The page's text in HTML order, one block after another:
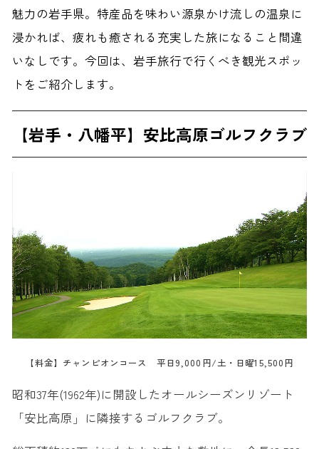
魅力の岩手県。特産品を味わい源泉かけ流しの温泉に
浸かれば、疲れも癒される充実した旅になること間違
いなしです。今回は、岩手旅行で行くべき観光スポッ
トをご紹介します。
【岩手・八幡平】安比高原ゴルフクラブ
【料金】チャンピオンコース 平日9,000円/土・日曜15,500円
昭和37年(1962年)に開設したオールシーズンリゾート
「安比高原」に隣接するゴルフクラブ。